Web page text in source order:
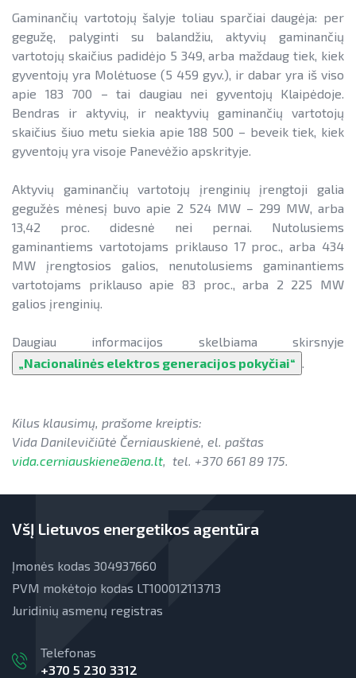
Gaminančių vartotojų šalyje toliau sparčiai daugėja: per
gegužę, palyginti su balandžiu, aktyvių gaminančių
vartotojų skaičius padidėjo 5 349, arba maždaug tiek, kiek
gyventojų yra Molėtuose (5 459 gyv.), ir dabar yra iš viso
apie 183 700 – tai daugiau nei gyventojų Klaipėdoje.
Bendras ir aktyvių, ir neaktyvių gaminančių vartotojų
skaičius šiuo metu siekia apie 188 500 – beveik tiek, kiek
gyventojų yra visoje Panevėžio apskrityje.
Aktyvių gaminančių vartotojų įrenginių įrengtoji galia
gegužės mėnesį buvo apie 2 524 MW – 299 MW, arba
13,42 proc. didesnė nei pernai. Nutolusiems
gaminantiems vartotojams priklauso 17 proc., arba 434
MW įrengtosios galios, nenutolusiems gaminantiems
vartotojams priklauso apie 83 proc., arba 2 225 MW
galios įrenginių.
Daugiau informacijos skelbiama skirsnyje
„Nacionalinės elektros generacijos pokyčiai“
Kilus klausimų, prašome kreiptis:
Vida Danilevičiūtė Černiauskienė, el. paštas
vida.cerniauskiene@ena.lt , tel. +370 661 89 175.
VšĮ Lietuvos energetikos agentūra
Įmonės kodas 304937660
PVM mokėtojo kodas LT100012113713
Juridinių asmenų registras
Telefonas
+370 5 230 3312